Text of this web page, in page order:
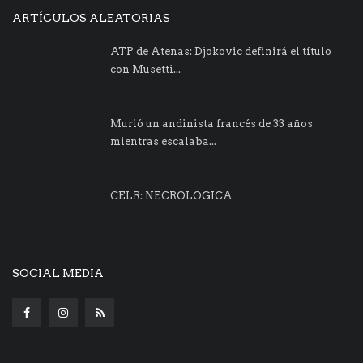
ARTÍCULOS ALEATORIAS
ATP de Atenas: Djokovic definirá el título
con Musetti...
Murió un andinista francés de 33 años
mientras escalaba...
CELR: NECROLOGICA
SOCIAL MEDIA